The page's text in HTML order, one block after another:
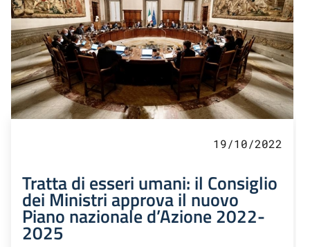
19/10/2022
Tratta di esseri umani: il Consiglio
dei Ministri approva il nuovo
Piano nazionale d’Azione 2022-
2025